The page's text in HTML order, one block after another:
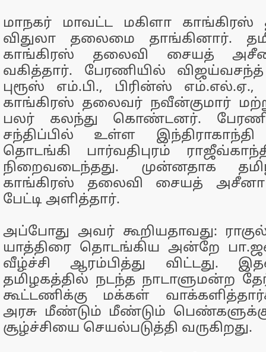
மாநகர் மாவட்ட மகிளா
விதுலா தலைமை தாங்கினார்.
காங்கிரஸ் தலைவி சையத்
வகித்தார். பேரணியில் விஜய்வசந்த்
புரூஸ் எம்.பி., பிரின்ஸ்
காங்கிரஸ் தலைவர் நவீன்குமார்
பலர் கலந்து கொண்டனர்.
சந்திப்பில் உள்ள
தொடங்கி பார்வதிபுரம்
நிறைவடைந்தது. முன்னதாக
காங்கிரஸ் தலைவி சையத் அசீனா
பேட்டி அளித்தார்.
அப்போது அவர் கூறியதாவது:
யாத்திரை தொடங்கிய அன்றே
வீழ்ச்சி ஆரம்பித்து விட்டது.
தமிழகத்தில் நடந்த நாடாளுமன்ற
கூட்டணிக்கு மக்கள்
அரசு மீண்டும் மீண்டும்
சூழ்ச்சியை செயல்படுத்தி வருகிறது.